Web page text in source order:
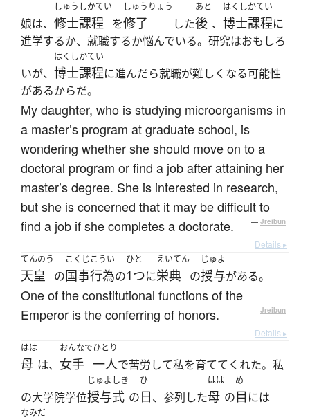
娘は、
しゅうしかてい
修士課程 を
しゅうりょう
修了 した
あと
後 、
はくしかてい
博士課程に
進学するか、就職するか悩んでいる。研究はおもしろ
いが、
はくしかてい
博士課程に進んだら就職が難しくなる可能性
があるからだ。
My daughter, who is studying microorganisms in
a master’s program at graduate school, is
wondering whether she should move on to a
doctoral program or find a job after attaining her
master’s degree. She is interested in research,
but she is concerned that it may be difficult to
find a job if she completes a doctorate.
— Jreibun
Details ▸
てんのう
天皇 の
こくじこうい
国事行為の
ひと
1つに
えいてん
栄典 の
じゅよ
授与がある。
One of the constitutional functions of the
Emperor is the conferring of honors.
— Jreibun
Details ▸
はは
母 は、
おんなで
女手
ひとり
一人で苦労して私を育ててくれた。私
の大学院学位
じゅよしき
授与式 の
ひ
日、参列した
はは
母 の
め
目 には
なみだ